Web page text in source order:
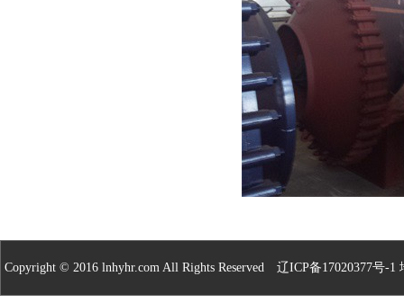
Copyright © 2016 lnhyhr.com All Rights Reserved 辽ICP备17020377号-1